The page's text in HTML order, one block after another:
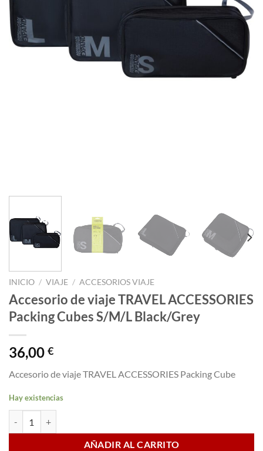
INICIO / VIAJE / ACCESORIOS VIAJE
Accesorio de viaje TRAVEL ACCESSORIES
Packing Cubes S/M/L Black/Grey
36,00 €
Accesorio de viaje TRAVEL ACCESSORIES Packing Cube
Hay existencias
AÑADIR AL CARRITO